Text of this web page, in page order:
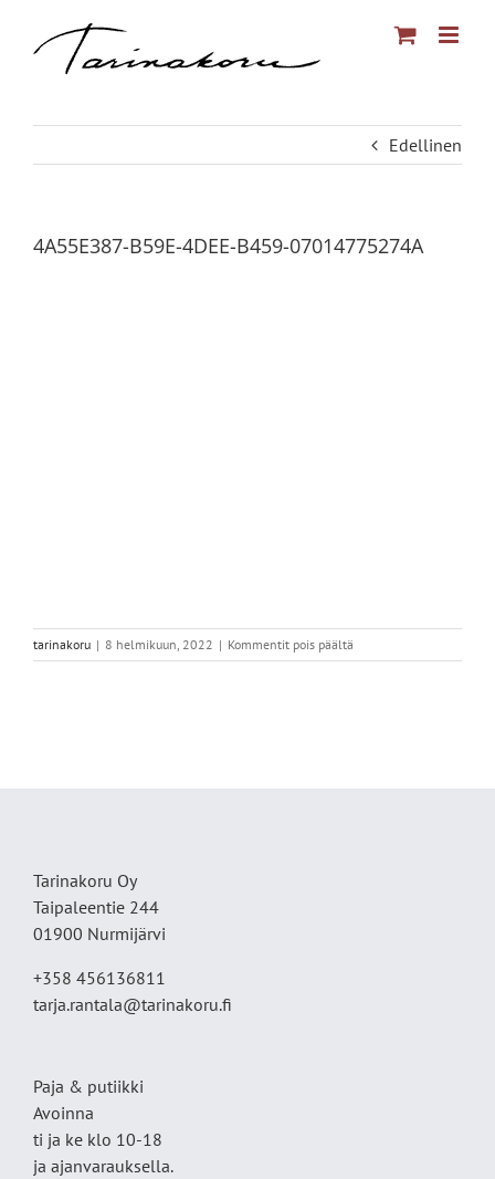
Edellinen
4A55E387-B59E-4DEE-B459-07014775274A
tarinakoru | 8 helmikuun, 2022 | Kommentit pois päältä
4A55E387-
Tarinakoru Oy
Taipaleentie 244
01900 Nurmijärvi
+358 456136811
tarja.rantala@tarinakoru.fi
Paja & putiikki
Avoinna
ti ja ke klo 10-18
ja ajanvarauksella.